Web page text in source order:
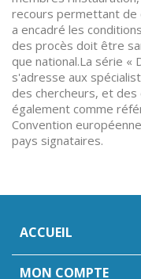
recours permettant de
a encadré les
des procès doit être
que national.La série «
s'adresse aux
des chercheurs, et
également comme
Convention
pays signataires.
ACCUEIL
MON COMPTE